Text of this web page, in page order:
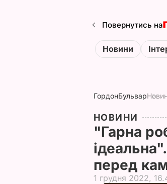
Повернутись на
Новини
ГордонБульвар
НОВИНИ
"Гарна
перед
1 грудня 2022,